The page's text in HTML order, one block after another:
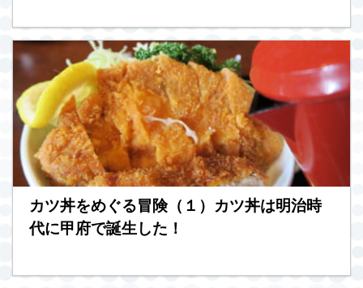
カツ丼をめぐる冒険（１）カツ丼は明治時
代に甲府で誕生した！